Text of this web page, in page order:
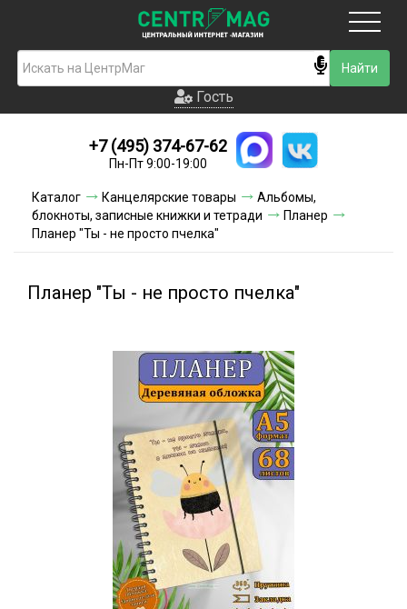
Гость
Новинки
Условия доставки
Условия оплаты
Гость
+7 (495) 374-67-62
Пн-Пт 9:00-19:00
Каталог Канцелярские товары
Альбомы,
блокноты, записные книжки и тетради
Планер
Планер "Ты - не просто пчелка"
Планер "Ты - не просто пчелка"